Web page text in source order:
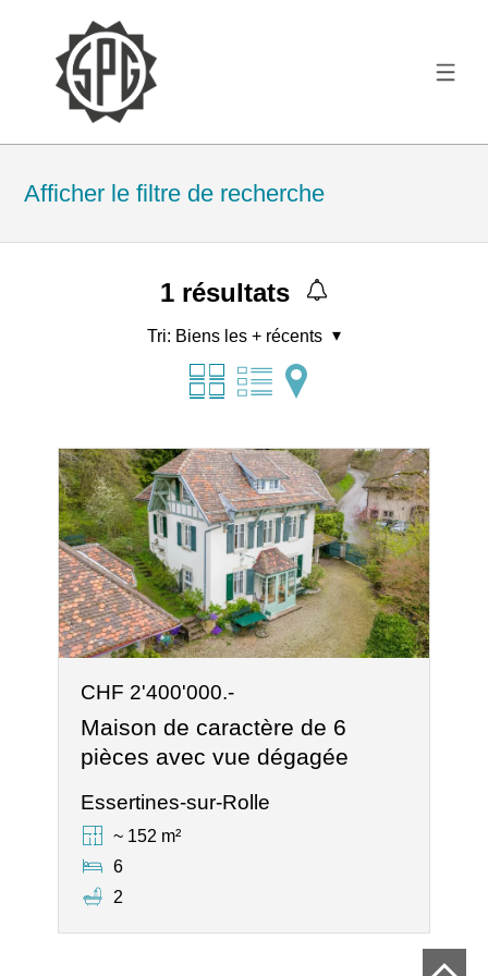
Afficher le filtre de recherche
1résultats
Tri: Biens les + récents
CHF 2'400'000.-
Maison de caractère de 6
pièces avec vue dégagée
Essertines-sur-Rolle
~ 152 m²
6
2